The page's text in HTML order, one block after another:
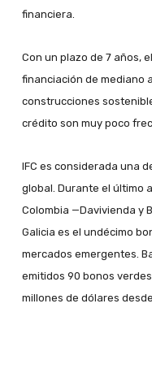
financiera.
Con un plazo de 7 años,
financiación de mediano
construcciones
crédito son muy poco
IFC es considerada una
global. Durante el último
Colombia —Davivienda y
Galicia es el undécimo
mercados emergentes.
emitidos 90 bonos
millones de dólares desde